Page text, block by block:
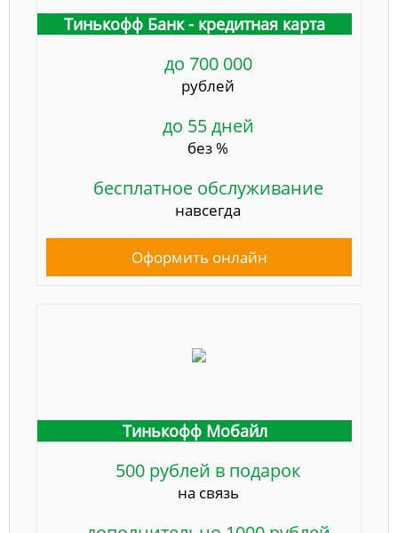
Тинькофф Банк - кредитная карта
до 700 000
рублей
до 55 дней
без %
бесплатное обслуживание
навсегда
Оформить онлайн
Тинькофф Мобайл
500 рублей в подарок
на связь